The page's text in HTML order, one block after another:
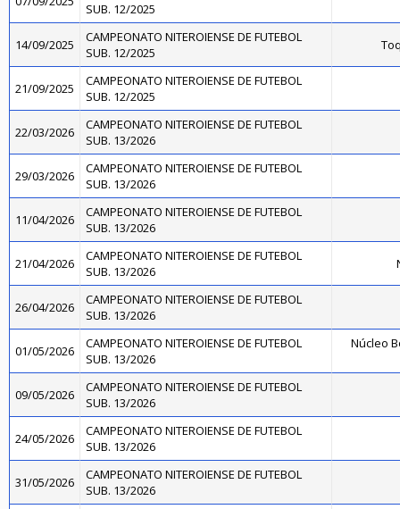
SUB. 12/2025
14/09/2025
CAMPEONATO NITEROIENSE DE FUTEBOL
SUB. 12/2025
21/09/2025
CAMPEONATO NITEROIENSE DE FUTEBOL
SUB. 12/2025
22/03/2026
CAMPEONATO NITEROIENSE DE FUTEBOL
SUB. 13/2026
29/03/2026
CAMPEONATO NITEROIENSE DE FUTEBOL
SUB. 13/2026
11/04/2026
CAMPEONATO NITEROIENSE DE FUTEBOL
SUB. 13/2026
21/04/2026
CAMPEONATO NITEROIENSE DE FUTEBOL
SUB. 13/2026
26/04/2026
CAMPEONATO NITEROIENSE DE FUTEBOL
SUB. 13/2026
01/05/2026
CAMPEONATO NITEROIENSE DE FUTEBOL
SUB. 13/2026
Núcleo
09/05/2026
CAMPEONATO NITEROIENSE DE FUTEBOL
SUB. 13/2026
24/05/2026
CAMPEONATO NITEROIENSE DE FUTEBOL
SUB. 13/2026
31/05/2026
CAMPEONATO NITEROIENSE DE FUTEBOL
SUB. 13/2026